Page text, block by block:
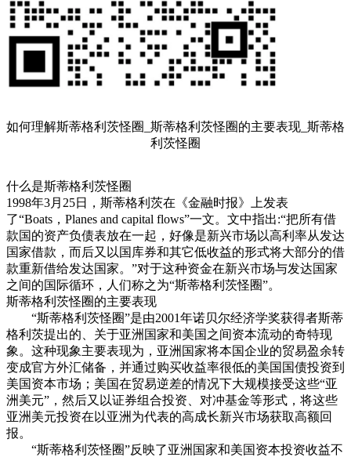
如何理解斯蒂格利茨怪圈_斯蒂格利茨怪圈的主要表现_斯蒂格
利茨怪圈
什么是斯蒂格利茨怪圈
1998年3月25日，斯蒂格利茨在《金融时报》上发表
了“Boats，Planes and capital flows”一文。文中指出:“把所有借
款国的资产负债表放在一起，好像是新兴市场以高利率从发达
国家借款，而后又以国库券和其它低收益的形式将大部分的借
款重新借给发达国家。”对于这种资金在新兴市场与发达国家
之间的国际循环，人们称之为“斯蒂格利茨怪圈”。
斯蒂格利茨怪圈的主要表现
“斯蒂格利茨怪圈”是由2001年诺贝尔经济学奖获得者斯蒂
格利茨提出的、关于亚洲国家和美国之间资本流动的奇特现
象。这种现象主要表现为，亚洲国家将本国企业的贸易盈余转
变成官方外汇储备，并通过购买收益率很低的美国国债投资到
美国资本市场；美国在贸易逆差的情况下大规模接受这些“亚
洲美元”，然后又以证券组合投资、对冲基金等形式，将这些
亚洲美元投资在以亚洲为代表的高成长新兴市场获取高额回
报。
“斯蒂格利茨怪圈”反映了亚洲国家和美国资本投资收益不